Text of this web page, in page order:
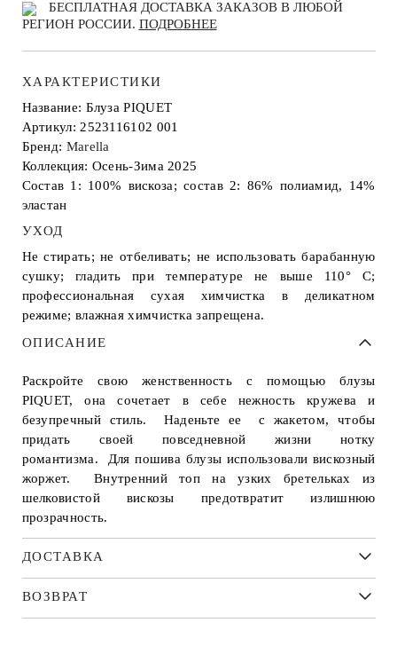
БЕСПЛАТНАЯ ДОСТАВКА ЗАКАЗОВ В ЛЮБОЙ
РЕГИОН РОССИИ. ПОДРОБНЕЕ
ХАРАКТЕРИСТИКИ
Название: Блуза PIQUET
Артикул: 2523116102 001
Бренд: Marella
Коллекция: Осень-Зима 2025
Состав 1: 100% вискоза; состав 2: 86% полиамид, 14%
эластан
УХОД
Не стирать; не отбеливать; не использовать барабанную
сушку; гладить при температуре не выше 110° С;
профессиональная сухая химчистка в деликатном
режиме; влажная химчистка запрещена.
ОПИСАНИЕ
Раскройте свою женственность с помощью блузы
PIQUET, она сочетает в себе нежность кружева и
безупречный стиль. Наденьте ее с жакетом, чтобы
придать своей повседневной жизни нотку
романтизма. Для пошива блузы использовали вискозный
жоржет. Внутренний топ на узких бретельках из
шелковистой вискозы предотвратит излишнюю
прозрачность.
ДОСТАВКА
ВОЗВРАТ